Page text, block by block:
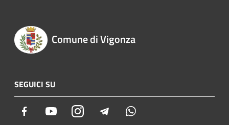
Comune di Vigonza
SEGUICI SU
Facebook YoutubeInstagram Telegram